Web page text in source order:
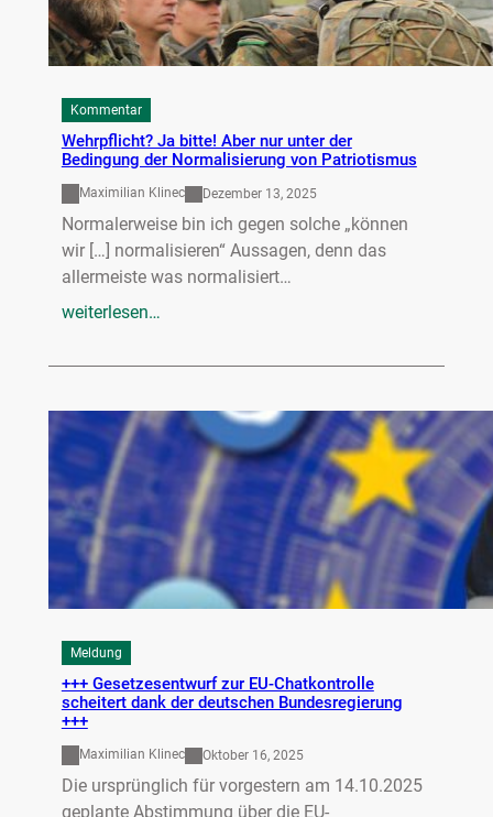
Kommentar
Wehrpflicht? Ja bitte! Aber nur unter der
Bedingung der Normalisierung von Patriotismus
Maximilian Klinec Dezember 13, 2025
Normalerweise bin ich gegen solche „können
wir […] normalisieren“ Aussagen, denn das
allermeiste was normalisiert…
weiterlesen…
Meldung
+++ Gesetzesentwurf zur EU-Chatkontrolle
scheitert dank der deutschen Bundesregierung
+++
Maximilian Klinec Oktober 16, 2025
Die ursprünglich für vorgestern am 14.10.2025
geplante Abstimmung über die EU-